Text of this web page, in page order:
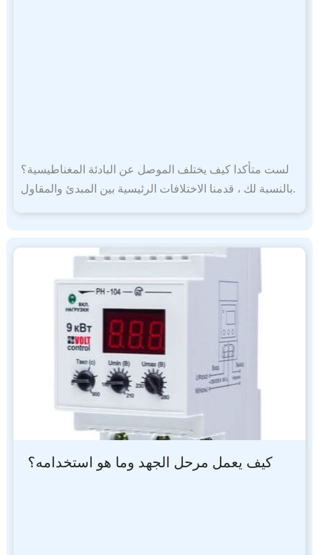
لست متأكدا كيف يختلف الموصل عن البادئة المغناطيسية؟
بالنسبة لك ، قدمنا ​​الاختلافات الرئيسية بين المبدئ والمقاول.
كيف يعمل مرحل الجهد وما هو استخدامه؟